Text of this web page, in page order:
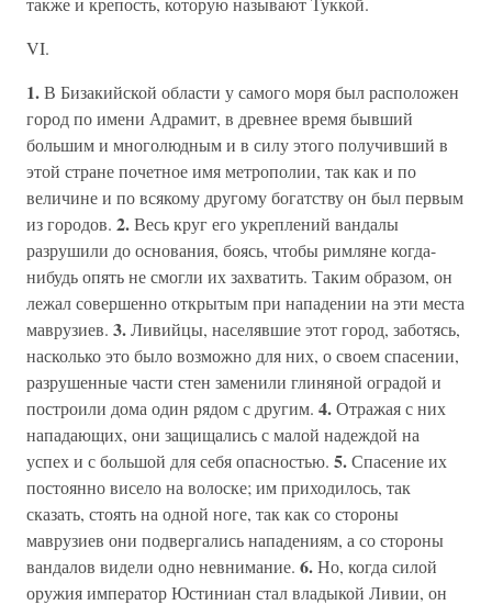
VI.
1.В Бизакийской области у самого моря был расположен
город по имени Адрамит, в древнее время бывший
большим и многолюдным и в силу этого получивший в
этой стране почетное имя метрополии, так как и по
величине и по всякому другому богатству он был первым
из городов. 2.Весь круг его укреплений вандалы
разрушили до основания, боясь, чтобы римляне когда-
нибудь опять не смогли их захватить. Таким образом, он
лежал совершенно открытым при нападении на эти места
маврузиев. 3.Ливийцы, населявшие этот город, заботясь,
насколько это было возможно для них, о своем спасении,
разрушенные части стен заменили глиняной оградой и
построили дома один рядом с другим. 4.Отражая с них
нападающих, они защищались с малой надеждой на
успех и с большой для себя опасностью. 5.Спасение их
постоянно висело на волоске; им приходилось, так
сказать, стоять на одной ноге, так как со стороны
маврузиев они подвергались нападениям, а со стороны
вандалов видели одно невнимание. 6.Но, когда силой
оружия император Юстиниан стал владыкой Ливии, он